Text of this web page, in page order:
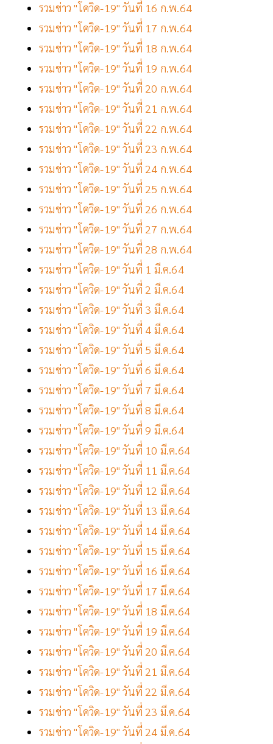
รวมข่าว "โควิด-19" วันที่ 16 ก.พ.64
รวมข่าว "โควิด-19" วันที่ 17 ก.พ.64
รวมข่าว "โควิด-19" วันที่ 18 ก.พ.64
รวมข่าว "โควิด-19" วันที่ 19 ก.พ.64
รวมข่าว "โควิด-19" วันที่ 20 ก.พ.64
รวมข่าว "โควิด-19" วันที่ 21 ก.พ.64
รวมข่าว "โควิด-19" วันที่ 22 ก.พ.64
รวมข่าว "โควิด-19" วันที่ 23 ก.พ.64
รวมข่าว "โควิด-19" วันที่ 24 ก.พ.64
รวมข่าว "โควิด-19" วันที่ 25 ก.พ.64
รวมข่าว "โควิด-19" วันที่ 26 ก.พ.64
รวมข่าว "โควิด-19" วันที่ 27 ก.พ.64
รวมข่าว "โควิด-19" วันที่ 28 ก.พ.64
รวมข่าว "โควิด-19" วันที่ 1 มี.ค.64
รวมข่าว "โควิด-19" วันที่ 2 มี.ค.64
รวมข่าว "โควิด-19" วันที่ 3 มี.ค.64
รวมข่าว "โควิด-19" วันที่ 4 มี.ค.64
รวมข่าว "โควิด-19" วันที่ 5 มี.ค.64
รวมข่าว "โควิด-19" วันที่ 6 มี.ค.64
รวมข่าว "โควิด-19" วันที่ 7 มี.ค.64
รวมข่าว "โควิด-19" วันที่ 8 มี.ค.64
รวมข่าว "โควิด-19" วันที่ 9 มี.ค.64
รวมข่าว "โควิด-19" วันที่ 10 มี.ค.64
รวมข่าว "โควิด-19" วันที่ 11 มี.ค.64
รวมข่าว "โควิด-19" วันที่ 12 มี.ค.64
รวมข่าว "โควิด-19" วันที่ 13 มี.ค.64
รวมข่าว "โควิด-19" วันที่ 14 มี.ค.64
รวมข่าว "โควิด-19" วันที่ 15 มี.ค.64
รวมข่าว "โควิด-19" วันที่ 16 มี.ค.64
รวมข่าว "โควิด-19" วันที่ 17 มี.ค.64
รวมข่าว "โควิด-19" วันที่ 18 มี.ค.64
รวมข่าว "โควิด-19" วันที่ 19 มี.ค.64
รวมข่าว "โควิด-19" วันที่ 20 มี.ค.64
รวมข่าว "โควิด-19" วันที่ 21 มี.ค.64
รวมข่าว "โควิด-19" วันที่ 22 มี.ค.64
รวมข่าว "โควิด-19" วันที่ 23 มี.ค.64
รวมข่าว "โควิด-19" วันที่ 24 มี.ค.64